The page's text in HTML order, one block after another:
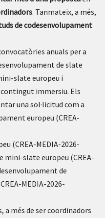
. Tanmateix, a més,
de codesenvolupament
anuals per a
de slate
slate europeu i
immersiu. Els
una sol·licitud com a
europeu (CREA-
(CREA-MEDIA-2026-
mini-slate europeu (CREA-
de
MEDIA-2026-
més de ser coordinadors